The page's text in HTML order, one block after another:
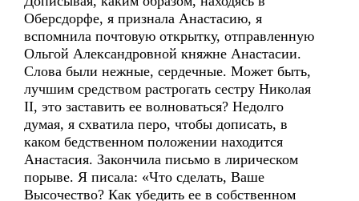
Оберсдорфе, я признала Анастасию, я
вспомнила почтовую открытку, отправленную
Ольгой Александровной княжне Анастасии.
Слова были нежные, сердечные. Может быть,
лучшим средством растрогать сестру Николая
II, это заставить ее волноваться? Недолго
думая, я схватила перо, чтобы дописать, в
каком бедственном положении находится
Анастасия. Закончила письмо в лирическом
порыве. Я писала: «Что сделать, Ваше
Высочество? Как убедить ее в собственном